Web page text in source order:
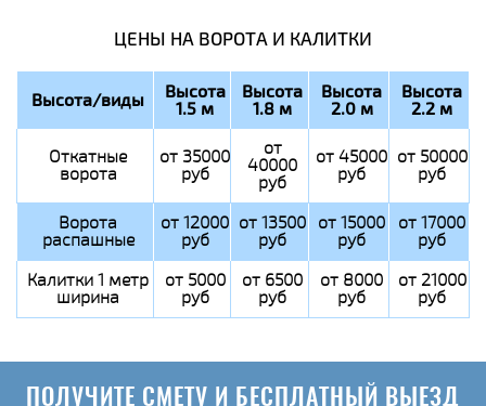
ЦЕНЫ НА ВОРОТА И КАЛИТКИ
Высота/виды Высота
1.5 м
Высота
1.8 м
Высота
2.0 м
Высота
2.2 м
Откатные
ворота
от 35000
руб
от
40000
руб
от 45000
руб
от 50000
руб
Ворота
распашные
от 12000
руб
от 13500
руб
от 15000
руб
от 17000
руб
Калитки 1 метр
ширина
от 5000
руб
от 6500
руб
от 8000
руб
от 21000
руб
ПОЛУЧИТЕ СМЕТУ И БЕСПЛАТНЫЙ ВЫЕЗД